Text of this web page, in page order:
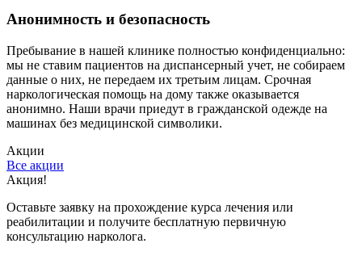
Анонимность и безопасность
Пребывание в нашей клинике полностью конфиденциально:
мы не ставим пациентов на диспансерный учет, не собираем
данные о них, не передаем их третьим лицам. Срочная
наркологическая помощь на дому также оказывается
анонимно. Наши врачи приедут в гражданской одежде на
машинах без медицинской символики.
Акции
Все акции
Акция!
Оставьте заявку на прохождение курса лечения или
реабилитации и получите бесплатную первичную
консультацию нарколога.